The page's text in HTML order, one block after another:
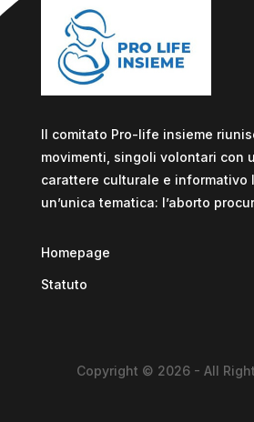
Il comitato Pro-life insieme
movimenti, singoli volontari con
carattere culturale e informativo
un’unica tematica: l’aborto
Homepage
Statuto
Copyright © 2026 - All